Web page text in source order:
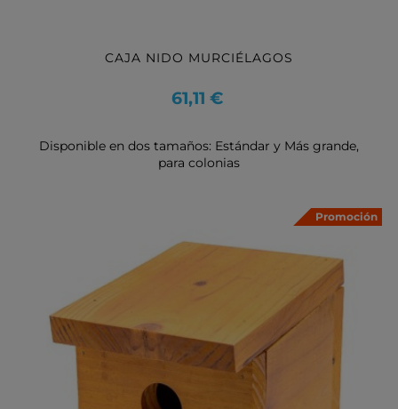
CAJA NIDO MURCIÉLAGOS
Precio
61,11 €
Disponible en dos tamaños: Estándar y Más grande,
para colonias
Promoción